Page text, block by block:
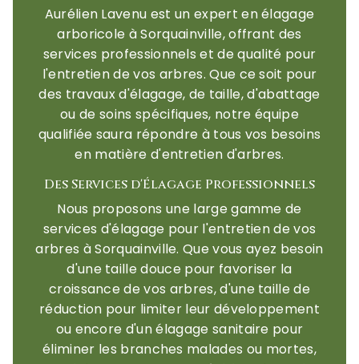
Aurélien Lavenu est un expert en élagage
arboricole à Sorquainville, offrant des
services professionnels et de qualité pour
l'entretien de vos arbres. Que ce soit pour
des travaux d'élagage, de taille, d'abattage
ou de soins spécifiques, notre équipe
qualifiée saura répondre à tous vos besoins
en matière d'entretien d'arbres.
Des Services d'Élagage Professionnels
Nous proposons une large gamme de
services d'élagage pour l'entretien de vos
arbres à Sorquainville. Que vous ayez besoin
d'une taille douce pour favoriser la
croissance de vos arbres, d'une taille de
réduction pour limiter leur développement
ou encore d'un élagage sanitaire pour
éliminer les branches malades ou mortes,